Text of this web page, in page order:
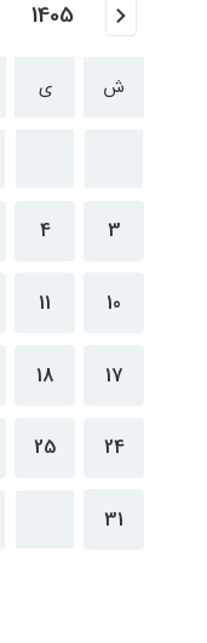
ش ی
3
4
10
11
17
18
24
25
31